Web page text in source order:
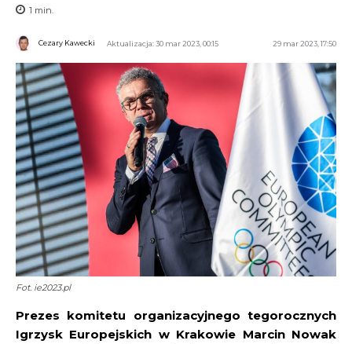
1 min.
Cezary Kawecki Aktualizacja: 30 mar 2023, 00:15 29 mar 2023, 17:50
Fot. ie2023.pl
Prezes komitetu organizacyjnego tegorocznych
Igrzysk Europejskich w Krakowie Marcin Nowak